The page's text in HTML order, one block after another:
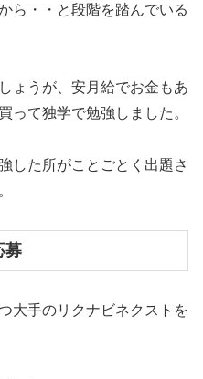
ら・・と段階を踏んでいる
ょうが、安月給でお金もあ
って独学で勉強しました。
した所がことごとく出題さ
募
大手のリクナビネクストを